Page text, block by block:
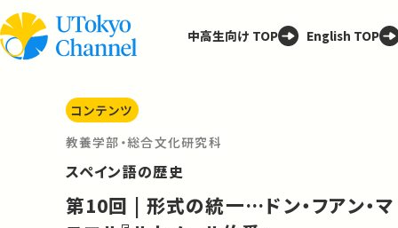
中高生向け TOP English TOP
コンテンツ
教養学部・総合文化研究科
スペイン語の歴史
第10回 | 形式の統一…ドン・フアン・マ